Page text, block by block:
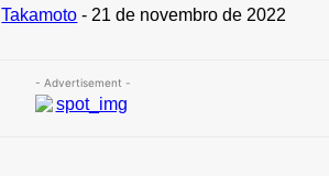
- Advertisement -
Takamoto - 21 de novembro de 2022